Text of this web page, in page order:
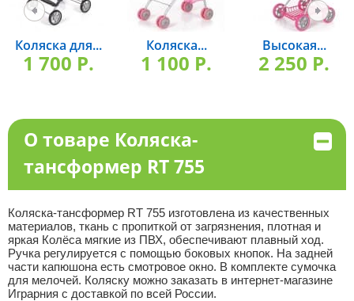
Коляска для...
1 700 P.
Коляска...
1 100 P.
Высокая...
2 250 P.
О товаре Коляска-
тансформер RT 755
Коляска-тансформер RT 755 изготовлена из качественных
материалов, ткань с пропиткой от загрязнения, плотная и
яркая Колёса мягкие из ПВХ, обеспечивают плавный ход.
Ручка регулируется с помощью боковых кнопок. На задней
части капюшона есть смотровое окно. В комплекте сумочка
для мелочей. Коляску можно заказать в интернет-магазине
Играрния с доставкой по всей России.